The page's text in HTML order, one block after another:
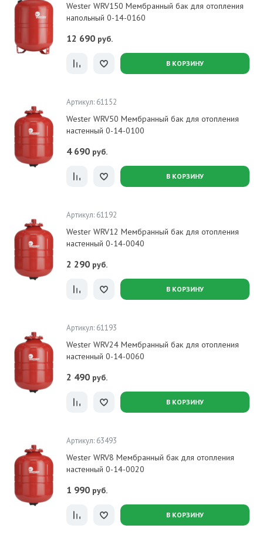
Wester WRV150 Мембранный бак для отопления
напольный 0-14-0160
12 690 руб.
В КОРЗИНУ
Артикул: 61152
Wester WRV50 Мембранный бак для отопления
настенный 0-14-0100
4 690 руб.
В КОРЗИНУ
Артикул: 61192
Wester WRV12 Мембранный бак для отопления
настенный 0-14-0040
2 290 руб.
В КОРЗИНУ
Артикул: 61193
Wester WRV24 Мембранный бак для отопления
настенный 0-14-0060
2 490 руб.
В КОРЗИНУ
Артикул: 63493
Wester WRV8 Мембранный бак для отопления
настенный 0-14-0020
1 990 руб.
В КОРЗИНУ